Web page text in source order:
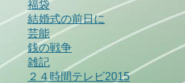
福袋
結婚式の前日に
芸能
銭の戦争
雑記
２４時間テレビ2015